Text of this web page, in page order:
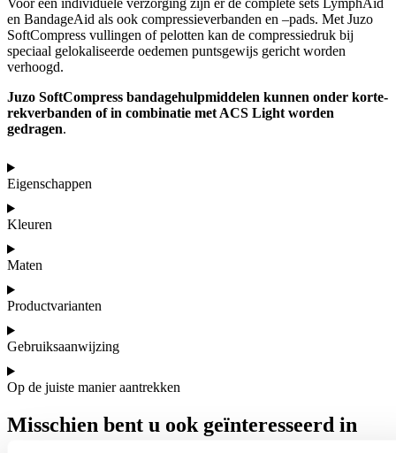
en BandageAid als ook compressieverbanden en –pads. Met Juzo
SoftCompress vullingen of pelotten kan de compressiedruk bij
speciaal gelokaliseerde oedemen puntsgewijs gericht worden
verhoogd.
Juzo SoftCompress bandagehulpmiddelen kunnen onder korte-
rekverbanden of in combinatie met ACS Light worden
gedragen.
Eigenschappen
Kleuren
Maten
Productvarianten
Gebruiksaanwijzing
Op de juiste manier aantrekken
Misschien bent u ook geïnteresseerd in